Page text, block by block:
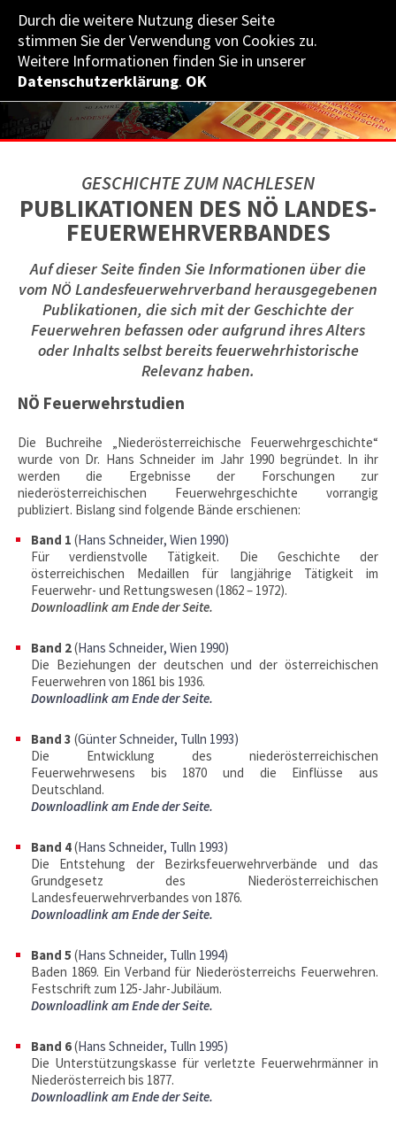
Durch die weitere Nutzung dieser Seite
stimmen Sie der Verwendung von Cookies zu.
Weitere Informationen finden Sie in unserer
Datenschutzerklärung. OK
GESCHICHTE ZUM NACHLESEN
PUBLIKATIONEN DES NÖ LANDES­
FEUERWEHR­VERBANDES
Auf dieser Seite finden Sie Informationen über die
vom NÖ Landesfeuerwehrverband herausgegebenen
Publikationen, die sich mit der Geschichte der
Feuerwehren befassen oder aufgrund ihres Alters
oder Inhalts selbst bereits feuerwehrhistorische
Relevanz haben.
NÖ Feuerwehrstudien
Die Buchreihe „Niederösterreichische Feuerwehrgeschichte“
wurde von Dr. Hans Schneider im Jahr 1990 begründet. In ihr
werden die Ergebnisse der Forschungen zur
niederösterreichischen Feuerwehrgeschichte vorrangig
publiziert. Bislang sind folgende Bände erschienen:
Band 1 (Hans Schneider, Wien 1990)
Für verdienstvolle Tätigkeit. Die Geschichte der
österreichischen Medaillen für langjährige Tätigkeit im
Feuerwehr- und Rettungswesen (1862 – 1972).
Downloadlink am Ende der Seite.
Band 2(Hans Schneider, Wien 1990)
Die Beziehungen der deutschen und der österreichischen
Feuerwehren von 1861 bis 1936.
Downloadlink am Ende der Seite.
Band 3 (Günter Schneider, Tulln 1993)
Die Entwicklung des niederösterreichischen
Feuerwehrwesens bis 1870 und die Einflüsse aus
Deutschland.
Downloadlink am Ende der Seite.
Band 4(Hans Schneider, Tulln 1993)
Die Entstehung der Bezirksfeuerwehrverbände und das
Grundgesetz des Niederösterreichischen
Landesfeuerwehrverbandes von 1876.
Downloadlink am Ende der Seite.
Band 5 (Hans Schneider, Tulln 1994)
Baden 1869. Ein Verband für Niederösterreichs Feuerwehren.
Festschrift zum 125-Jahr-Jubiläum.
Downloadlink am Ende der Seite.
Band 6(Hans Schneider, Tulln 1995)
Die Unterstützungskasse für verletzte Feuerwehrmänner in
Niederösterreich bis 1877.
Downloadlink am Ende der Seite.
NÖ­ LANDES­FEUERWEHR­VERBAND